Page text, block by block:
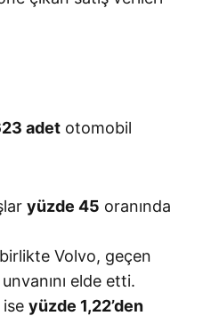
adet otomobil
yüzde 45 oranında
Volvo, geçen
elde etti.
yüzde 1,22’den